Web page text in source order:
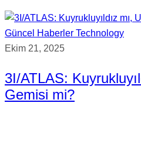
Güncel Haberler Technology
Ekim 21, 2025
3I/ATLAS:
Gemisi mi?